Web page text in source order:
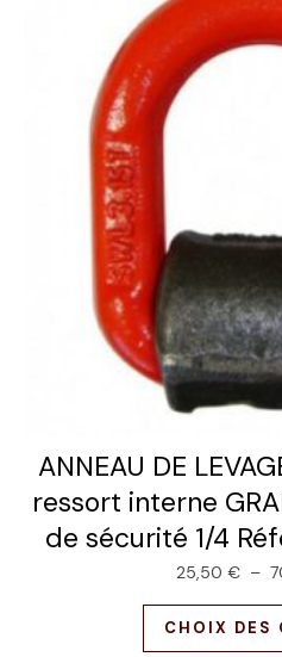
ANNEAU DE
ressort interne
de sécurité 1/4
25,50 € –
CHOIX DES